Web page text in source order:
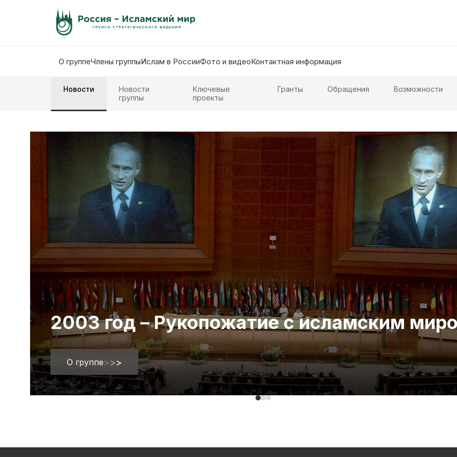
О группеЧлены группыИслам в РоссииФото и видеоКонтактная информация
Новости
Новости
группы
Ключевые
проекты
Гранты Обращения Возможности
2003 год – Рукопожатие с исламским
О группе>>>